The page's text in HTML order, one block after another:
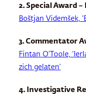
2. Special Award –
Boštjan Videmšek,
3. Commentator
Fintan O’Toole,
zich gelaten’
4. Investigative